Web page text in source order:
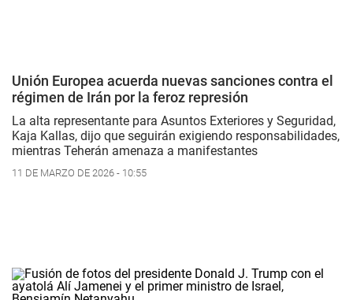
Unión Europea acuerda nuevas sanciones contra el
régimen de Irán por la feroz represión
La alta representante para Asuntos Exteriores y Seguridad,
Kaja Kallas, dijo que seguirán exigiendo responsabilidades,
mientras Teherán amenaza a manifestantes
11 DE MARZO DE 2026 - 10:55